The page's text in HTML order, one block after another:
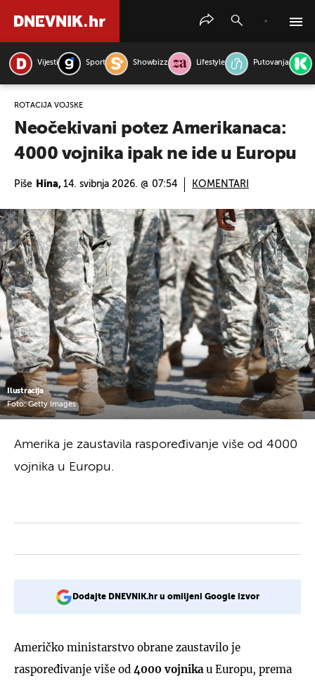
Vijesti Sport Showbizz Lifestyle Putovanja
ROTACIJA VOJSKE
Neočekivani potez Amerikanaca:
4000 vojnika ipak ne ide u Europu
Piše Hina, 14. svibnja 2026. @ 07:54 KOMENTARI
Ilustracija
Foto: Getty Images
Amerika je zaustavila raspoređivanje više od 4000
vojnika u Europu.
Dodajte DNEVNIK.hr u omiljeni Google izvor
Američko ministarstvo obrane zaustavilo je
raspoređivanje više od 4000 vojnika u Europu, prema
PRETRAŽITE VIJESTI